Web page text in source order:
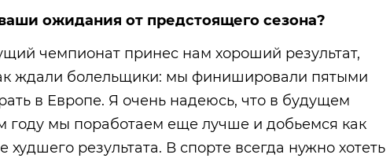
ожидания от предстоящего сезона?
чемпионат принес нам хороший результат,
ждали болельщики: мы финишировали пятыми
в Европе. Я очень надеюсь, что в будущем
году мы поработаем еще лучше и добьемся как
результата. В спорте всегда нужно хотеть